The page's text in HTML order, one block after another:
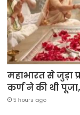
महाभारत से जुड़ा
कर्ण ने की थी
5 hours ago